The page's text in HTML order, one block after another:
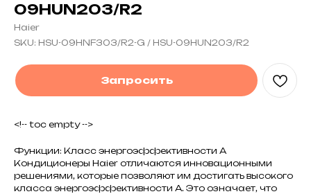
09HUN203/R2
Haier
SKU: HSU-09HNF303/R2-G / HSU-09HUN203/R2
Запросить
<!-- toc empty -->
Функции: Класс энергоэффективности A
Кондиционеры Haier отличаются инновационными
решениями, которые позволяют им достигать высокого
класса энергоэффективности A. Это означает, что